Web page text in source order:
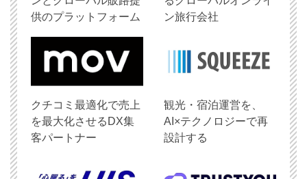
供のプラットフォーム
ン旅行会社
クチコミ最適化で売上
を最大化させるDX集
客パートナー
観光・宿泊運営を、
AI×テクノロジーで再
設計する